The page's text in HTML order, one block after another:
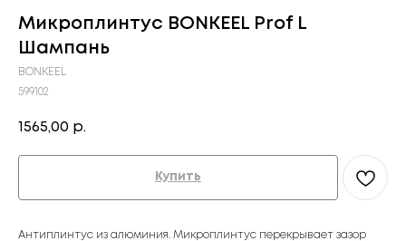
Микроплинтус BONKEEL Prof L
Шампань
BONKEEL
599102
1565,00 р.
Купить
Антиплинтус из алюминия. Микроплинтус перекрывает зазор